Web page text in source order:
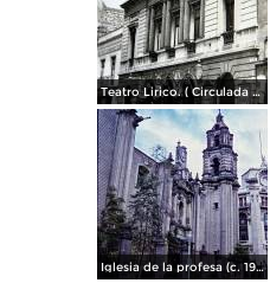
Teatro Lirico. ( Circulada el 1 de Agosto de 1926 ).
Iglesia de la profesa (c. 1950)